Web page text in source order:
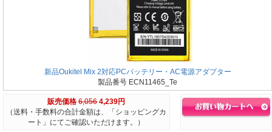
新品Oukitel Mix 2対応PCバッテリー・AC電源アダプター
製品番号 ECN11465_Te
販売価格 6,056 4,239円
（送料・手数料の合計金額は、「ショッピングカ
ート」にてご確認いただけます。）